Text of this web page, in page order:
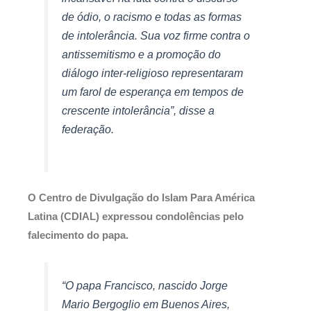
de ódio, o racismo e todas as formas
de intolerância. Sua voz firme contra o
antissemitismo e a promoção do
diálogo inter-religioso representaram
um farol de esperança em tempos de
crescente intolerância”, disse a
federação.
O Centro de Divulgação do Islam Para América
Latina (CDIAL) expressou condolências pelo
falecimento do papa.
“O papa Francisco, nascido Jorge
Mario Bergoglio em Buenos Aires,